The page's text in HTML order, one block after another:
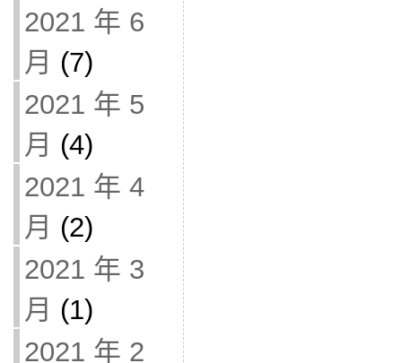
2021 年 6
月 (7)
2021 年 5
月 (4)
2021 年 4
月 (2)
2021 年 3
月 (1)
2021 年 2